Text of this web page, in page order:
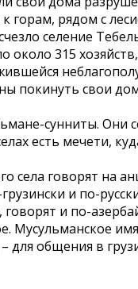
горам, рядом с
селение
315
покинуть свои
сунниты. Они
есть мечети,
села говорят на
и по-
и по-
Мусульманское
для общения в